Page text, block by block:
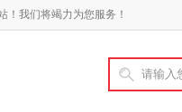
！我们将竭力为您服务！